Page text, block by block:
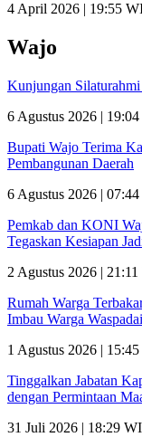
4 April 2026 | 19:55
Wajo
Kunjungan
6 Agustus 2026 |
Bupati Wajo Terima
Pembangunan Daerah
6 Agustus 2026 |
Pemkab dan KONI
Tegaskan Kesiapan
2 Agustus 2026 |
Rumah Warga
Imbau Warga
1 Agustus 2026 |
Tinggalkan Jabatan
dengan Permintaan
31 Juli 2026 | 18:29